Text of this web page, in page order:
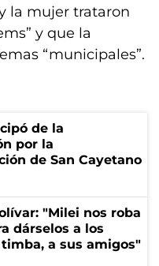
la mujer trataron
y que la
“municipales”.
de la
por la
de San Cayetano
"Milei nos roba
dárselos a los
a sus amigos"